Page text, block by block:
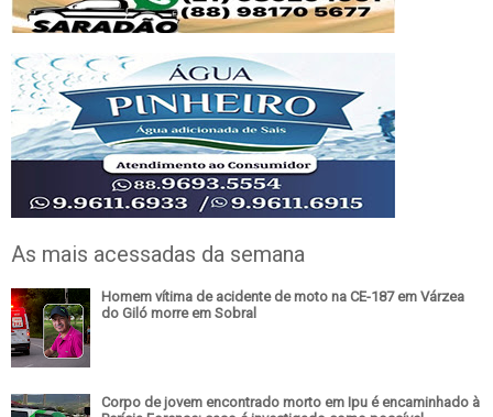
As mais acessadas da semana
Homem vítima de acidente de moto na CE-187 em Várzea
do Giló morre em Sobral
Corpo de jovem encontrado morto em Ipu é encaminhado à